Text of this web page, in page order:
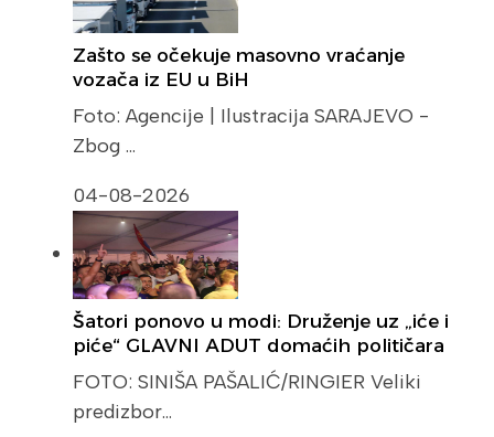
Zašto se očekuje masovno vraćanje
vozača iz EU u BiH
Foto: Agencije | Ilustracija SARAJEVO -
Zbog …
04-08-2026
Šatori ponovo u modi: Druženje uz „iće i
piće“ GLAVNI ADUT domaćih političara
FOTO: SINIŠA PAŠALIĆ/RINGIER Veliki
predizbor…